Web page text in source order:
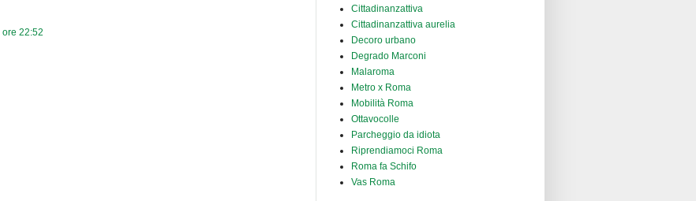
22:52
Cittadinanzattiva
Cittadinanzattiva aurelia
Decoro urbano
Degrado Marconi
Malaroma
Metro x Roma
Mobilità Roma
Ottavocolle
Parcheggio da idiota
Riprendiamoci Roma
Roma fa Schifo
Vas Roma